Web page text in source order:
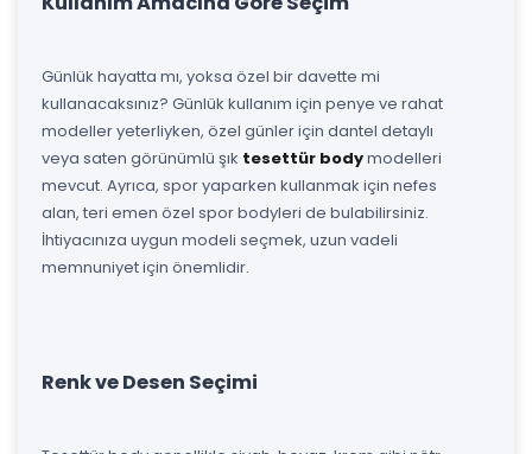
Günlük hayatta mı, yoksa özel bir davette mi
kullanacaksınız? Günlük kullanım için penye ve rahat
modeller yeterliyken, özel günler için dantel detaylı
veya saten görünümlü şık tesettür bodymodelleri
mevcut. Ayrıca, spor yaparken kullanmak için nefes
alan, teri emen özel spor bodyleri de bulabilirsiniz.
İhtiyacınıza uygun modeli seçmek, uzun vadeli
memnuniyet için önemlidir.
Renk ve Desen Seçimi